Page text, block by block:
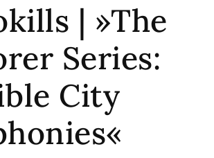
| »The
Series:
City